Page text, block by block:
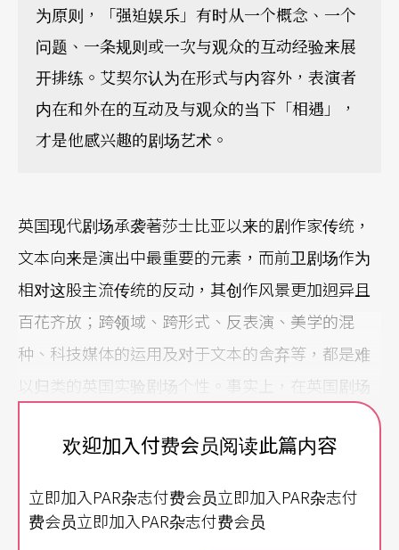
为原则，「强迫娱乐」有时从一个概念、一个
问题、一条规则或一次与观众的互动经验来展
开排练。艾契尔认为在形式与内容外，表演者
内在和外在的互动及与观众的当下「相遇」，
才是他感兴趣的剧场艺术。
英国现代剧场承袭著莎士比亚以来的剧作家传统，
文本向来是演出中最重要的元素，而前卫剧场作为
相对这股主流传统的反动，其创作风景更加迥异且
百花齐放；跨领域、跨形式、反表演、美学的混
种、科技媒体的运用及对于文本的舍弃等，都是难
以归类的英国实验剧场个性。事实上，在英国剧场
界以伦敦西区（West End）为首的主流气质之外，
还拥有一大票蓬勃旺盛的创作者们著迷于创新的实
由提姆．艾契尔（Tim Etchells）领军的「强迫娱
欢迎加入付费会员阅读此篇内容
立即加入PAR杂志付费会员立即加入PAR杂志付
费会员立即加入PAR杂志付费会员